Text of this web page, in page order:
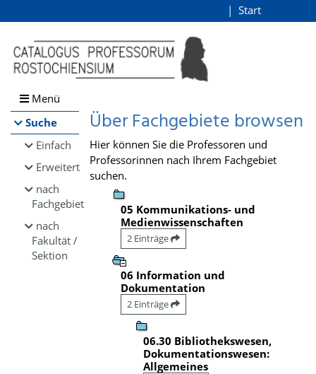
Browsen
direkt zum Inhalt
Start
Menü
Suche
Einfach
Erweitert
nach
Fachgebiet
nach
Fakultät /
Sektion
Über Fachgebiete browsen
Hier können Sie die Professoren und
Professorinnen nach Ihrem Fachgebiet
suchen.
05 Kommunikations- und
Medienwissenschaften
2 Einträge
06 Information und
Dokumentation
2 Einträge
06.30 Bibliothekswesen,
Dokumentationswesen:
Allgemeines